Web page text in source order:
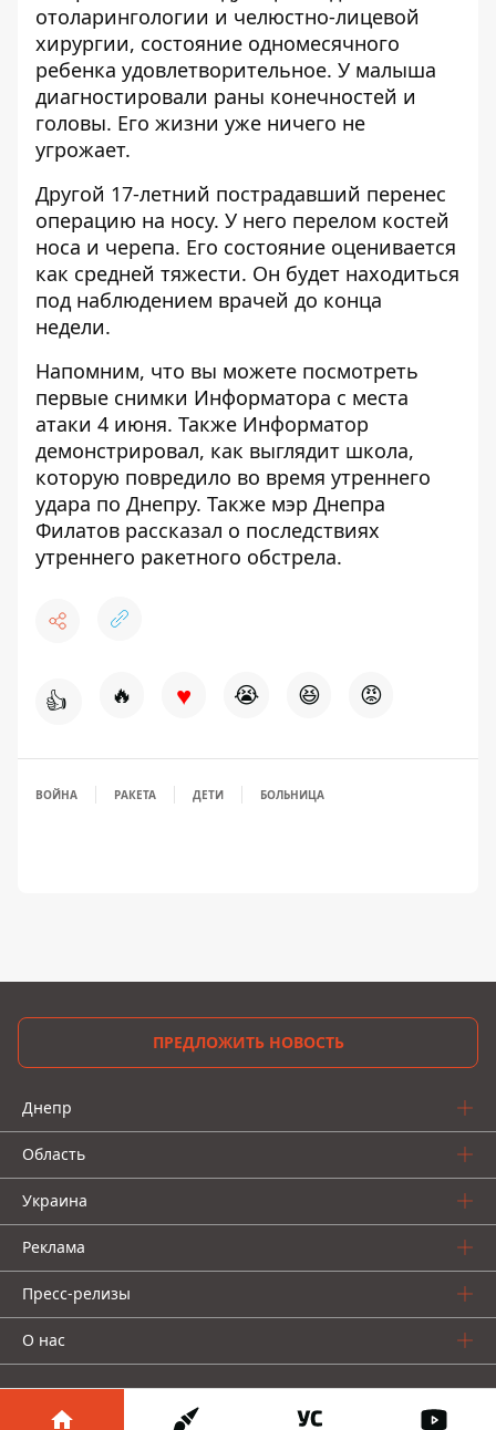
отоларингологии и челюстно-лицевой
хирургии, состояние одномесячного
ребенка удовлетворительное. У малыша
диагностировали раны конечностей и
головы. Его жизни уже ничего не
угрожает.
Другой 17-летний пострадавший перенес
операцию на носу. У него перелом костей
носа и черепа. Его состояние оценивается
как средней тяжести. Он будет находиться
под наблюдением врачей до конца
недели.
Напомним, что вы можете посмотреть
первые снимки Информатора с места
атаки 4 июня. Также Информатор
демонстрировал, как выглядит школа,
которую повредило во время утреннего
удара по Днепру. Также мэр Днепра
Филатов рассказал о последствиях
утреннего ракетного обстрела.
👍 🔥 ♥ 😭 😆 😡
ВОЙНА РАКЕТА ДЕТИ БОЛЬНИЦА
ПРЕДЛОЖИТЬ НОВОСТЬ
Днепр
Область
Украина
Реклама
Пресс-релизы
О нас